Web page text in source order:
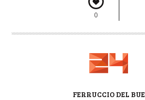
0
FERRUCCIO DEL BUE